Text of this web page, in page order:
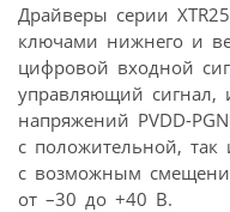
Драйверы серии
ключами нижнего и
цифровой входной
управляющий сигнал,
напряжений PVDD-
с положительной, так
с возможным
от –30 до +40 В.